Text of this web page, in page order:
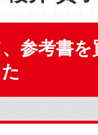
参考書を